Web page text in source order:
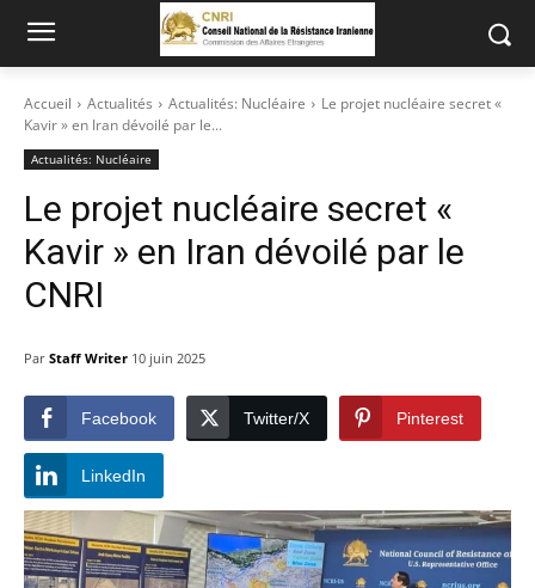
Accueil Actualités Actualités: Nucléaire
Le projet nucléaire secret «
Kavir » en Iran dévoilé par le...
Actualités: Nucléaire
Le projet nucléaire secret «
Kavir » en Iran dévoilé par le
CNRI
Par Staff Writer 10 juin 2025
Facebook Twitter/X Pinterest
LinkedIn